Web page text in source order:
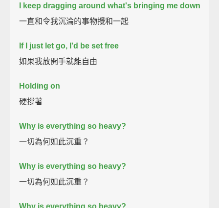
I keep dragging around what's bringing me down
一直和令我沉淪的事物攪和一起
If I just let go, I'd be set free
如果我放開手就能自由
Holding on
硬撐著
Why is everything so heavy?
一切為何如此沉重？
Why is everything so heavy?
一切為何如此沉重？
Why is everything so heavy?